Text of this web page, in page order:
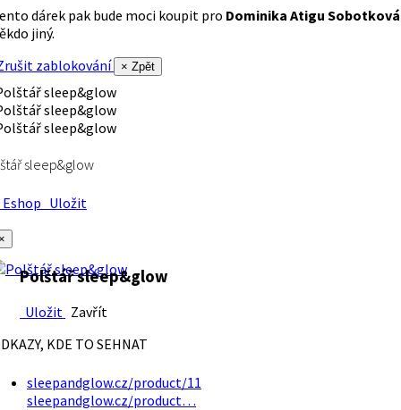
dárek pak bude moci koupit pro Dominika Atigu Sobotková
jiný.
zablokování
× Zpět
sleep&glow
Uložit
Polštář sleep&glow
Uložit Zavřít
KDE TO SEHNAT
sleepandglow.cz/product/11
sleepandglow.cz/product…